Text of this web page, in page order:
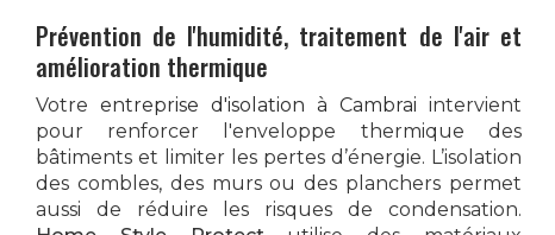
Prévention de l'humidité, traitement de l'air et
amélioration thermique
Votre entreprise d'isolation à Cambrai intervient
pour renforcer l'enveloppe thermique des
bâtiments et limiter les pertes d’énergie. L’isolation
des combles, des murs ou des planchers permet
aussi de réduire les risques de condensation.